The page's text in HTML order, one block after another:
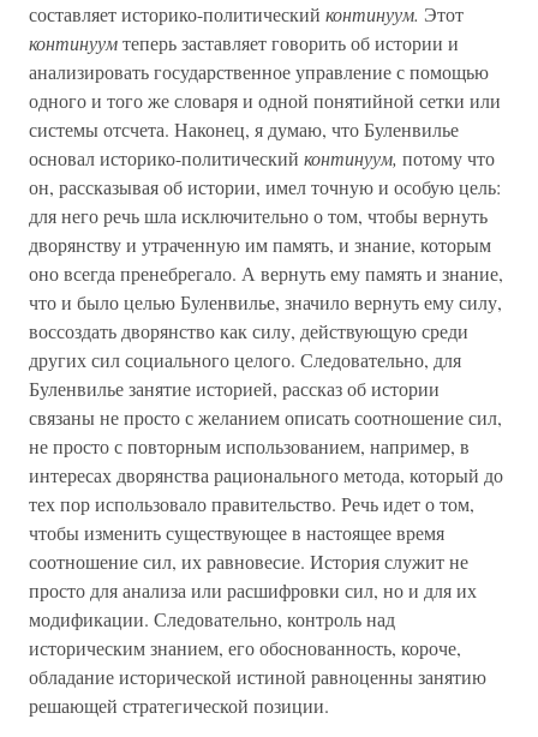
составляет историко-политический континуум. Этот
континуумтеперь заставляет говорить об истории и
анализировать государственное управление с помощью
одного и того же словаря и одной понятийной сетки или
системы отсчета. Наконец, я думаю, что Буленвилье
основал историко-политический континуум, потому что
он, рассказывая об истории, имел точную и особую цель:
для него речь шла исключительно о том, чтобы вернуть
дворянству и утраченную им память, и знание, которым
оно всегда пренебрегало. А вернуть ему память и знание,
что и было целью Буленвилье, значило вернуть ему силу,
воссоздать дворянство как силу, действующую среди
других сил социального целого. Следовательно, для
Буленвилье занятие историей, рассказ об истории
связаны не просто с желанием описать соотношение сил,
не просто с повторным использованием, например, в
интересах дворянства рационального метода, который до
тех пор использовало правительство. Речь идет о том,
чтобы изменить существующее в настоящее время
соотношение сил, их равновесие. История служит не
просто для анализа или расшифровки сил, но и для их
модификации. Следовательно, контроль над
историческим знанием, его обоснованность, короче,
обладание исторической истиной равноценны занятию
решающей стратегической позиции.